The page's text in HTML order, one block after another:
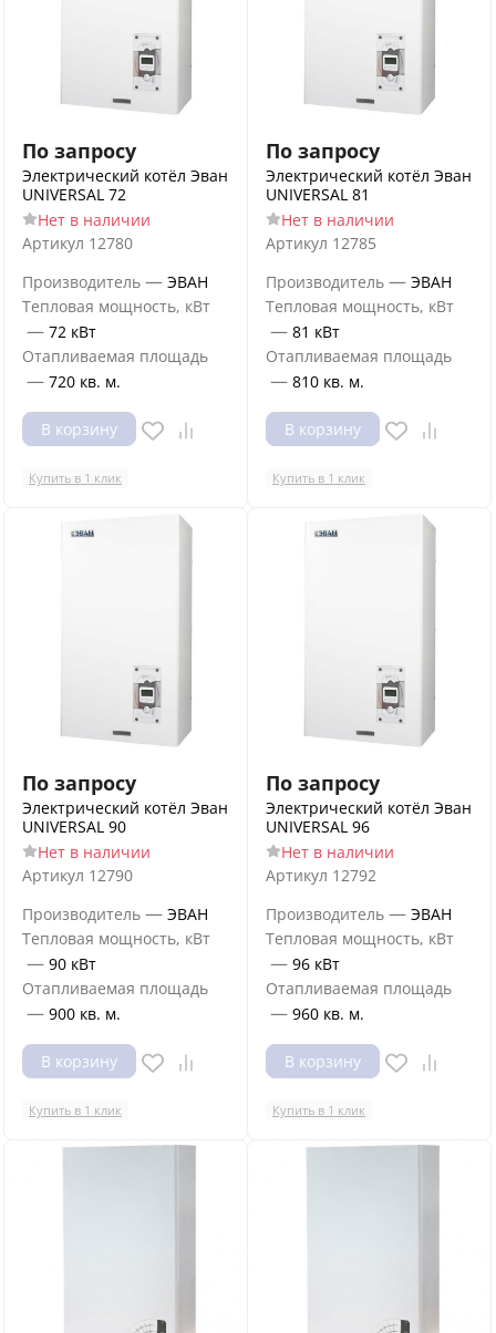
По запросу
Электрический котёл Эван
UNIVERSAL 72
Нет в наличии
Артикул 12780
Производитель — ЭВАН
Тепловая мощность, кВт
— 72 кВт
Отапливаемая площадь
— 720 кв. м.
В корзину
Купить в 1 клик
По запросу
Электрический котёл Эван
UNIVERSAL 81
Нет в наличии
Артикул 12785
Производитель — ЭВАН
Тепловая мощность, кВт
— 81 кВт
Отапливаемая площадь
— 810 кв. м.
В корзину
Купить в 1 клик
По запросу
Электрический котёл Эван
UNIVERSAL 90
Нет в наличии
Артикул 12790
Производитель — ЭВАН
Тепловая мощность, кВт
— 90 кВт
Отапливаемая площадь
— 900 кв. м.
В корзину
Купить в 1 клик
По запросу
Электрический котёл Эван
UNIVERSAL 96
Нет в наличии
Артикул 12792
Производитель — ЭВАН
Тепловая мощность, кВт
— 96 кВт
Отапливаемая площадь
— 960 кв. м.
В корзину
Купить в 1 клик